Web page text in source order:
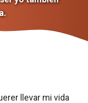
llevar mi vida